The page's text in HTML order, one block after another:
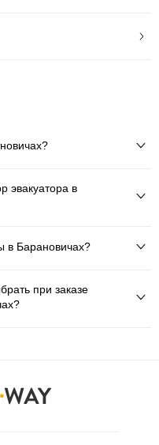
эвакуатора в
в Барановичах?
при заказе